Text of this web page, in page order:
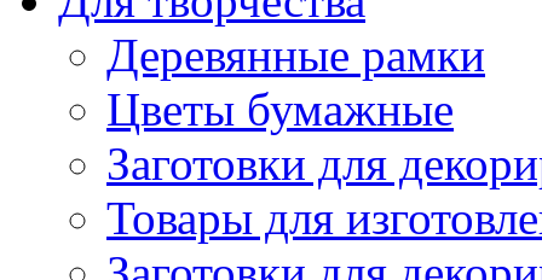
Деревянные рамки
Цветы бумажные
Заготовки для
Товары для